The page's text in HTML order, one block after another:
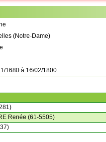
(Notre-Dame)
1680 à 16/02/1800
Renée (61-5505)